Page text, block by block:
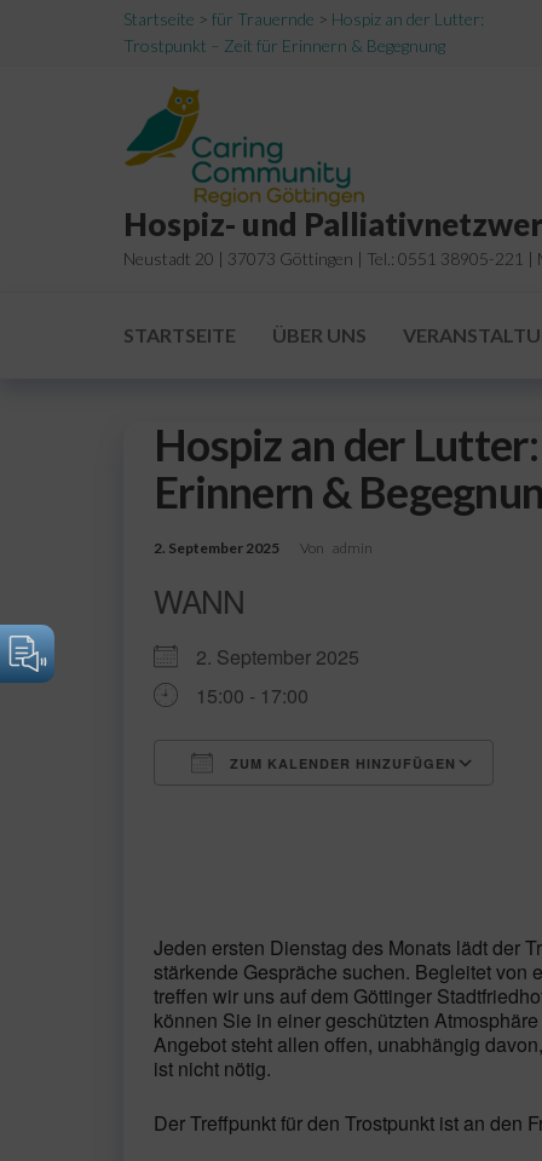
Startseite > für Trauernde > Hospiz an der Lutter:
Trostpunkt – Zeit für Erinnern & Begegnung
Hospiz- und
Neustadt 20 | 37073 Göttingen | Tel.: 0551 38905-221 |
STARTSEITE ÜBER UNS
Hospiz an der
Erinnern &
2. September 2025 Von admin
WANN
2. September 2025
15:00 - 17:00
ZUM KALENDER HINZUFÜGEN
Jeden ersten Dienstag des Monats lädt der
stärkende Gespräche suchen. Begleitet von
treffen wir uns auf dem Göttinger
können Sie in einer geschützten
Angebot steht allen offen, unabhängig
ist nicht nötig.
Der Treffpunkt für den Trostpunkt ist an den